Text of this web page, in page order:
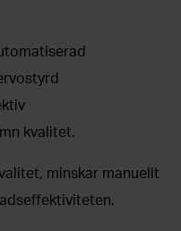
kvalitet.
minskar manuellt